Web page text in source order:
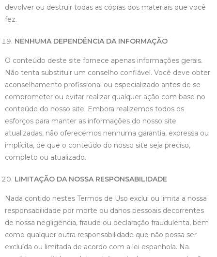
devolver ou destruir todas as cópias dos materiais que você
fez.
NENHUMA DEPENDÊNCIA DA INFORMAÇÃO
O conteúdo deste site fornece apenas informações gerais.
Não tenta substituir um conselho confiável. Você deve obter
aconselhamento profissional ou especializado antes de se
comprometer ou evitar realizar qualquer ação com base no
conteúdo do nosso site. Embora realizemos todos os
esforços para manter as informações do nosso site
atualizadas, não oferecemos nenhuma garantia, expressa ou
implícita, de que o conteúdo do nosso site seja preciso,
completo ou atualizado.
LIMITAÇÃO DA NOSSA RESPONSABILIDADE
Nada contido nestes Termos de Uso exclui ou limita a nossa
responsabilidade por morte ou danos pessoais decorrentes
de nossa negligência, fraude ou declaração fraudulenta, bem
como qualquer outra responsabilidade que não possa ser
excluída ou limitada de acordo com a lei espanhola. Na